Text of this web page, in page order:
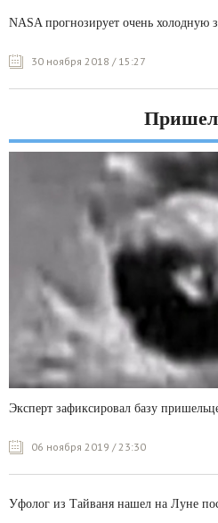
NASA прогнозирует очень холодную
30 ноября 2018 / 15:27
Эксперт зафиксировал базу
06 ноября 2019 / 23:30
Уфолог из Тайваня нашел на Луне